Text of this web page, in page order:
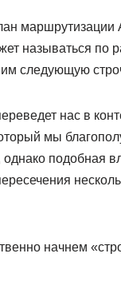
маршрутизации
называться по
следующую
нас в
мы
подобная
начнем